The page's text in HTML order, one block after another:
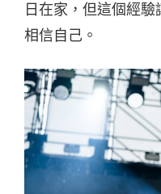
日在家，但這個經
相信自己。